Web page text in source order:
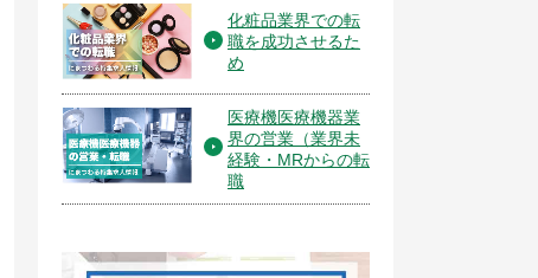
化粧品業界での転
職を成功させるた
め
医療機医療機器業
界の営業（業界未
経験・MRからの転
職